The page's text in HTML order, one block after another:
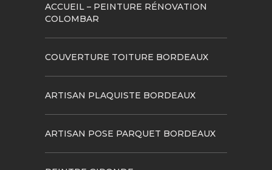
ACCUEIL – PEINTURE RÉNOVATION
COLOMBAR
COUVERTURE TOITURE BORDEAUX
ARTISAN PLAQUISTE BORDEAUX
ARTISAN POSE PARQUET BORDEAUX